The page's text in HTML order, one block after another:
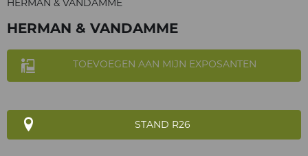
HERMAN & VANDAMME
HERMAN & VANDAMME
TOEVOEGEN AAN MIJN EXPOSANTEN
STAND R26